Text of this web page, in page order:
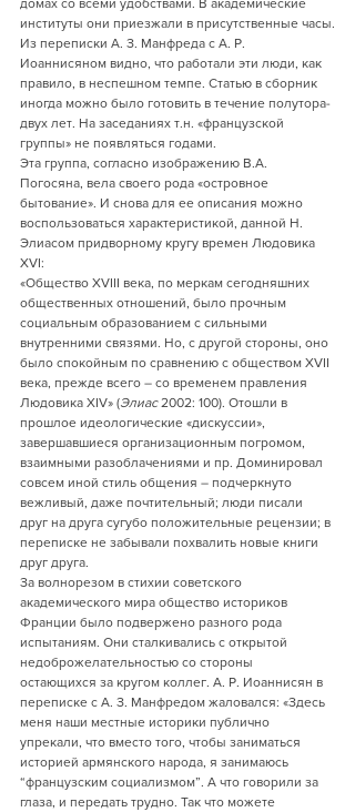
институты они приезжали в присутственные часы.
Из переписки А. З. Манфреда с А. Р.
Иоаннисяном видно, что работали эти люди, как
правило, в неспешном темпе. Статью в сборник
иногда можно было готовить в течение полутора-
двух лет. На заседаниях т.н. «французской
группы» не появляться годами.
Эта группа, согласно изображению В.А.
Погосяна, вела своего рода «островное
бытование». И снова для ее описания можно
воспользоваться характеристикой, данной Н.
Элиасом придворному кругу времен Людовика
XVI:
«Общество XVIII века, по меркам сегодняшних
общественных отношений, было прочным
социальным образованием с сильными
внутренними связями. Но, с другой стороны, оно
было спокойным по сравнению с обществом XVII
века, прежде всего – со временем правления
Людовика XIV» (Элиас 2002: 100). Отошли в
прошлое идеологические «дискуссии»,
завершавшиеся организационным погромом,
взаимными разоблачениями и пр. Доминировал
совсем иной стиль общения – подчеркнуто
вежливый, даже почтительный; люди писали
друг на друга сугубо положительные рецензии; в
переписке не забывали похвалить новые книги
друг друга.
За волнорезом в стихии советского
академического мира общество историков
Франции было подвержено разного рода
испытаниям. Они сталкивались с открытой
недоброжелательностью со стороны
остающихся за кругом коллег. А. Р. Иоаннисян в
переписке с А. З. Манфредом жаловался: «Здесь
меня наши местные историки публично
упрекали, что вместо того, чтобы заниматься
историей армянского народа, я занимаюсь
“французским социализмом”. А что говорили за
глаза, и передать трудно. Так что можете